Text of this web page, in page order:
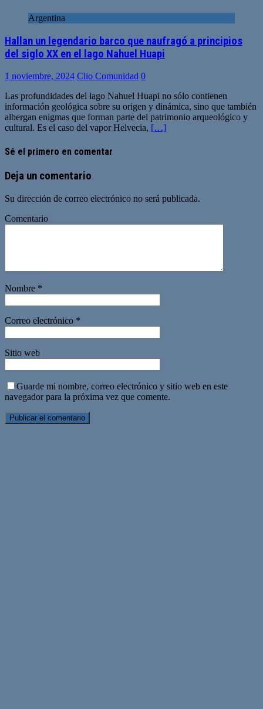
Argentina
Hallan un legendario barco que naufragó a principios
del siglo XX en el lago Nahuel Huapi
1 noviembre, 2024 Clio Comunidad 0
Las profundidades del lago Nahuel Huapi no sólo contienen
información geológica sobre su origen y dinámica, sino que también
albergan enigmas que forman parte del patrimonio arqueológico y
cultural. Es el caso del vapor Helvecia, […]
Sé el primero en comentar
Deja un comentario
Su dirección de correo electrónico no será publicada.
Comentario
Nombre *
Correo electrónico *
Sitio web
Guarde mi nombre, correo electrónico y sitio web en este
navegador para la próxima vez que comente.